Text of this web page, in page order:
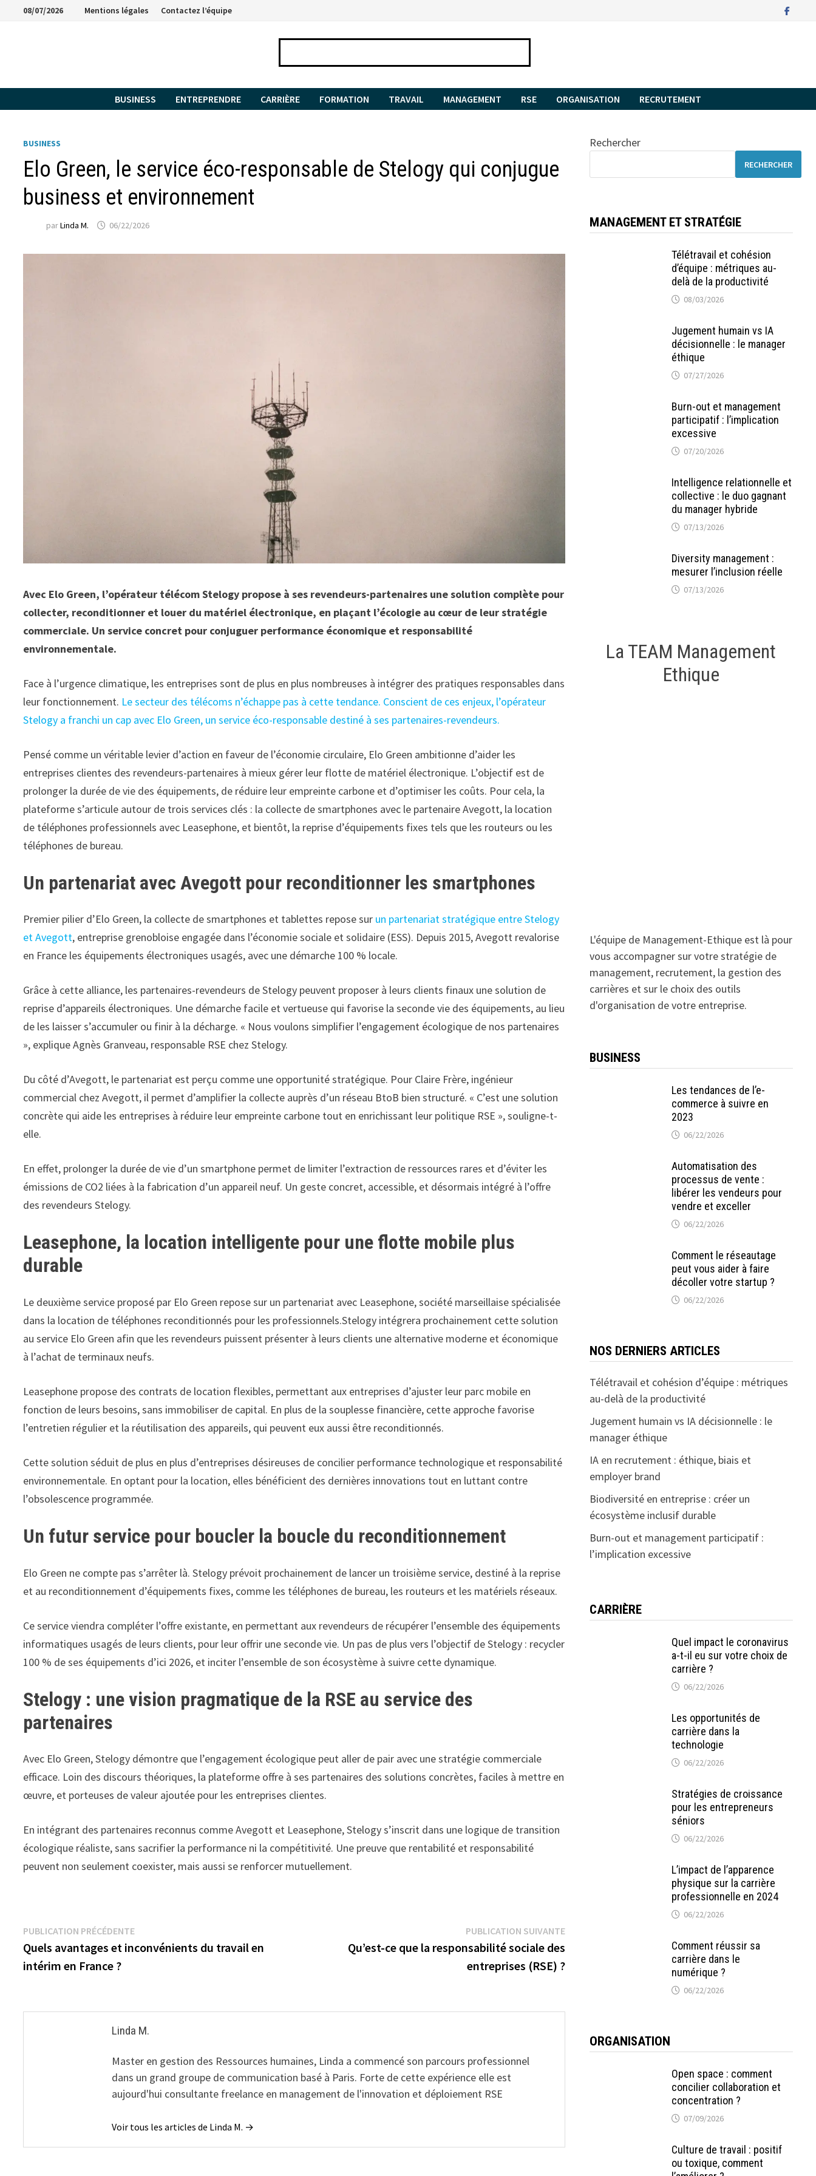
Passer08/07/2026 Mentions légales Contactez l’équipe
BUSINESS ENTREPRENDRE CARRIÈRE FORMATION TRAVAIL MANAGEMENT RSE ORGANISATION RECRUTEMENT
BUSINESS
Elo Green, le service éco-responsable de Stelogy qui conjugue
business et environnement
parLinda M. 06/22/2026
Avec Elo Green, l’opérateur télécom Stelogy propose à ses revendeurs-partenaires une solution complète pour
collecter, reconditionner et louer du matériel électronique, en plaçant l’écologie au cœur de leur stratégie
commerciale. Un service concret pour conjuguer performance économique et responsabilité
environnementale.
Face à l’urgence climatique, les entreprises sont de plus en plus nombreuses à intégrer des pratiques responsables dans
leur fonctionnement. Le secteur des télécoms n’échappe pas à cette tendance. Conscient de ces enjeux, l’opérateur
Stelogy a franchi un cap avec Elo Green, un service éco-responsable destiné à ses partenaires-revendeurs.
Pensé comme un véritable levier d’action en faveur de l’économie circulaire, Elo Green ambitionne d’aider les
entreprises clientes des revendeurs-partenaires à mieux gérer leur flotte de matériel électronique. L’objectif est de
prolonger la durée de vie des équipements, de réduire leur empreinte carbone et d’optimiser les coûts. Pour cela, la
plateforme s’articule autour de trois services clés : la collecte de smartphones avec le partenaire Avegott, la location
de téléphones professionnels avec Leasephone, et bientôt, la reprise d’équipements fixes tels que les routeurs ou les
téléphones de bureau.
Un partenariat avec Avegott pour reconditionner les smartphones
Premier pilier d’Elo Green, la collecte de smartphones et tablettes repose sur un partenariat stratégique entre Stelogy
et Avegott, entreprise grenobloise engagée dans l’économie sociale et solidaire (ESS). Depuis 2015, Avegott revalorise
en France les équipements électroniques usagés, avec une démarche 100 % locale.
Grâce à cette alliance, les partenaires-revendeurs de Stelogy peuvent proposer à leurs clients finaux une solution de
reprise d’appareils électroniques. Une démarche facile et vertueuse qui favorise la seconde vie des équipements, au lieu
de les laisser s’accumuler ou finir à la décharge. « Nous voulons simplifier l’engagement écologique de nos partenaires
», explique Agnès Granveau, responsable RSE chez Stelogy.
Du côté d’Avegott, le partenariat est perçu comme une opportunité stratégique. Pour Claire Frère, ingénieur
commercial chez Avegott, il permet d’amplifier la collecte auprès d’un réseau BtoB bien structuré. « C’est une solution
concrète qui aide les entreprises à réduire leur empreinte carbone tout en enrichissant leur politique RSE », souligne-t-
elle.
En effet, prolonger la durée de vie d’un smartphone permet de limiter l’extraction de ressources rares et d’éviter les
émissions de CO2 liées à la fabrication d’un appareil neuf. Un geste concret, accessible, et désormais intégré à l’offre
des revendeurs Stelogy.
Leasephone, la location intelligente pour une flotte mobile plus
durable
Le deuxième service proposé par Elo Green repose sur un partenariat avec Leasephone, société marseillaise spécialisée
dans la location de téléphones reconditionnés pour les professionnels.Stelogy intégrera prochainement cette solution
au service Elo Green afin que les revendeurs puissent présenter à leurs clients une alternative moderne et économique
à l’achat de terminaux neufs.
Leasephone propose des contrats de location flexibles, permettant aux entreprises d’ajuster leur parc mobile en
fonction de leurs besoins, sans immobiliser de capital. En plus de la souplesse financière, cette approche favorise
l’entretien régulier et la réutilisation des appareils, qui peuvent eux aussi être reconditionnés.
Cette solution séduit de plus en plus d’entreprises désireuses de concilier performance technologique et responsabilité
environnementale. En optant pour la location, elles bénéficient des dernières innovations tout en luttant contre
l’obsolescence programmée.
Un futur service pour boucler la boucle du reconditionnement
Elo Green ne compte pas s’arrêter là. Stelogy prévoit prochainement de lancer un troisième service, destiné à la reprise
et au reconditionnement d’équipements fixes, comme les téléphones de bureau, les routeurs et les matériels réseaux.
Ce service viendra compléter l’offre existante, en permettant aux revendeurs de récupérer l’ensemble des équipements
informatiques usagés de leurs clients, pour leur offrir une seconde vie. Un pas de plus vers l’objectif de Stelogy : recycler
100 % de ses équipements d’ici 2026, et inciter l’ensemble de son écosystème à suivre cette dynamique.
Stelogy : une vision pragmatique de la RSE au service des
partenaires
Avec Elo Green, Stelogy démontre que l’engagement écologique peut aller de pair avec une stratégie commerciale
efficace. Loin des discours théoriques, la plateforme offre à ses partenaires des solutions concrètes, faciles à mettre en
œuvre, et porteuses de valeur ajoutée pour les entreprises clientes.
En intégrant des partenaires reconnus comme Avegott et Leasephone, Stelogy s’inscrit dans une logique de transition
écologique réaliste, sans sacrifier la performance ni la compétitivité. Une preuve que rentabilité et responsabilité
peuvent non seulement coexister, mais aussi se renforcer mutuellement.
Navigation
de
PUBLICATION PRÉCÉDENTEPublication
précédente :
Quels avantages et inconvénients du travail en
intérim en France ?
PUBLICATION SUIVANTEPublication
suivante :
Qu’est-ce que la responsabilité sociale des
entreprises (RSE) ?
Linda M.
Master en gestion des Ressources humaines, Linda a commencé son parcours professionnel
dans un grand groupe de communication basé à Paris. Forte de cette expérience elle est
aujourd'hui consultante freelance en management de l'innovation et déploiement RSE
Voir tous les articles de Linda M. →
Rechercher
RECHERCHER
MANAGEMENT ET STRATÉGIE
Télétravail et cohésion
d’équipe : métriques au-
delà de la productivité
08/03/2026
Jugement humain vs IA
décisionnelle : le manager
éthique
07/27/2026
Burn-out et management
participatif : l’implication
excessive
07/20/2026
Intelligence relationnelle et
collective : le duo gagnant
du manager hybride
07/13/2026
Diversity management :
mesurer l’inclusion réelle
07/13/2026
La TEAM Management
Ethique
L'équipe de Management-Ethique est là pour
vous accompagner sur votre stratégie de
management, recrutement, la gestion des
carrières et sur le choix des outils
d'organisation de votre entreprise.
BUSINESS
Les tendances de l’e-
commerce à suivre en
2023
06/22/2026
Automatisation des
processus de vente :
libérer les vendeurs pour
vendre et exceller
06/22/2026
Comment le réseautage
peut vous aider à faire
décoller votre startup ?
06/22/2026
NOS DERNIERS ARTICLES
Télétravail et cohésion d’équipe : métriques
au-delà de la productivité
Jugement humain vs IA décisionnelle : le
manager éthique
IA en recrutement : éthique, biais et
employer brand
Biodiversité en entreprise : créer un
écosystème inclusif durable
Burn-out et management participatif :
l’implication excessive
CARRIÈRE
Quel impact le coronavirus
a-t-il eu sur votre choix de
carrière ?
06/22/2026
Les opportunités de
carrière dans la
technologie
06/22/2026
Stratégies de croissance
pour les entrepreneurs
séniors
06/22/2026
L’impact de l’apparence
physique sur la carrière
professionnelle en 2024
06/22/2026
Comment réussir sa
carrière dans le
numérique ?
06/22/2026
ORGANISATION
Open space : comment
concilier collaboration et
concentration ?
07/09/2026
Culture de travail : positif
ou toxique, comment